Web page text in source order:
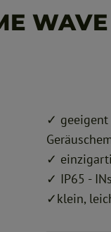
WAVE
✓ geeigent
✓
✓ IP65 -
✓klein,